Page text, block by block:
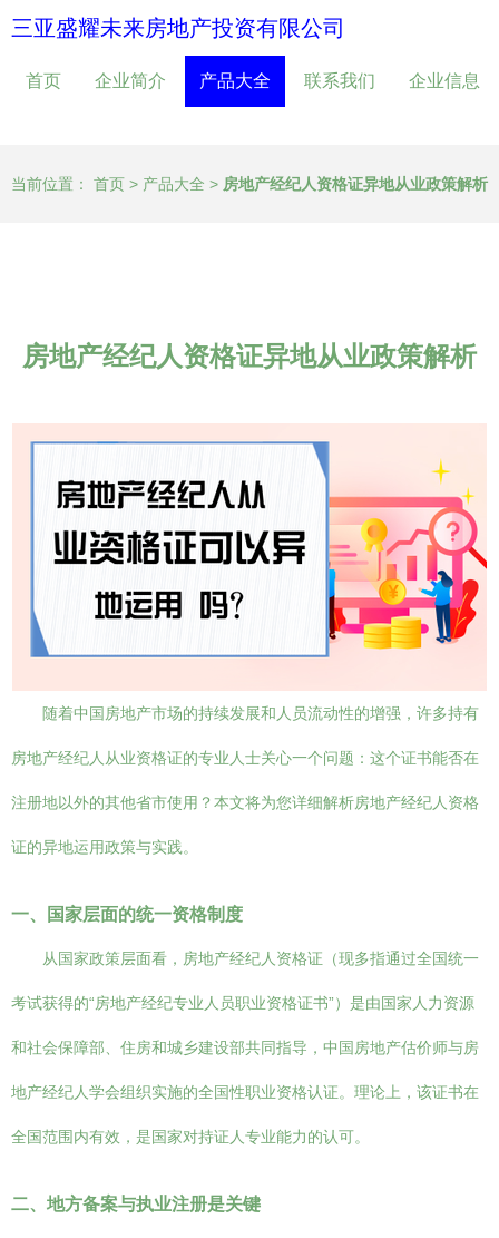
三亚盛耀未来房地产投资有限公司
首页 企业简介 产品大全 联系我们 企业信息
当前位置： 首页 > 产品大全 > 房地产经纪人资格证异地从业政策解析
房地产经纪人资格证异地从业政策解析
随着中国房地产市场的持续发展和人员流动性的增强，许多持有
房地产经纪人从业资格证的专业人士关心一个问题：这个证书能否在
注册地以外的其他省市使用？本文将为您详细解析房地产经纪人资格
证的异地运用政策与实践。
一、国家层面的统一资格制度
从国家政策层面看，房地产经纪人资格证（现多指通过全国统一
考试获得的“房地产经纪专业人员职业资格证书”）是由国家人力资源
和社会保障部、住房和城乡建设部共同指导，中国房地产估价师与房
地产经纪人学会组织实施的全国性职业资格认证。理论上，该证书在
全国范围内有效，是国家对持证人专业能力的认可。
二、地方备案与执业注册是关键